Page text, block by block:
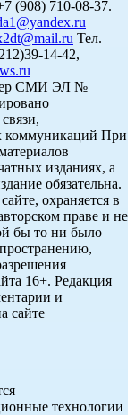
(908) 710-08-37.
Тел.
14-42,
СМИ ЭЛ №
коммуникаций При
изданиях, а
обязательна.
охраняется в
праве и не
бы то ни было
16+. Редакция
и
сайте
технологии